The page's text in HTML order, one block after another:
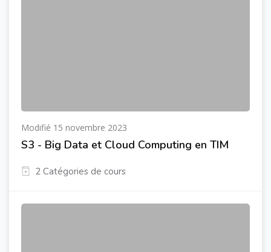
Modifié 15 novembre 2023
S3 - Big Data et Cloud Computing en TIM
2 Catégories de cours